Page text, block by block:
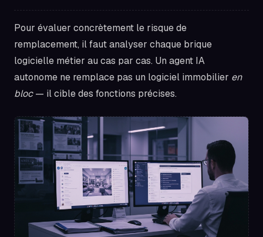
Pour évaluer concrètement le risque de
remplacement, il faut analyser chaque brique
logicielle métier au cas par cas. Un agent IA
autonome ne remplace pas un logiciel immobilier en
bloc— il cible des fonctions précises.